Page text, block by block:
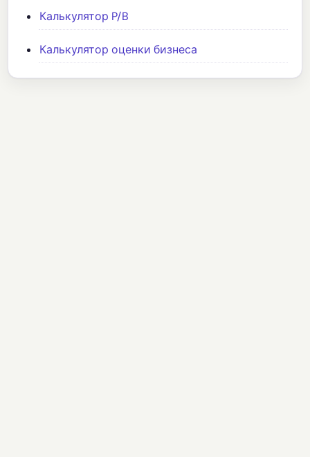
Калькулятор P/B
Калькулятор оценки бизнеса